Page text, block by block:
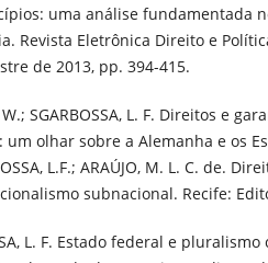
uma análise fundamentada
Revista Eletrônica Direito e
de 2013, pp. 394-415.
W.; SGARBOSSA, L. F. Direitos e
um olhar sobre a Alemanha e os
L.F.; ARAÚJO, M. L. C. de.
subnacional. Recife:
L. F. Estado federal e